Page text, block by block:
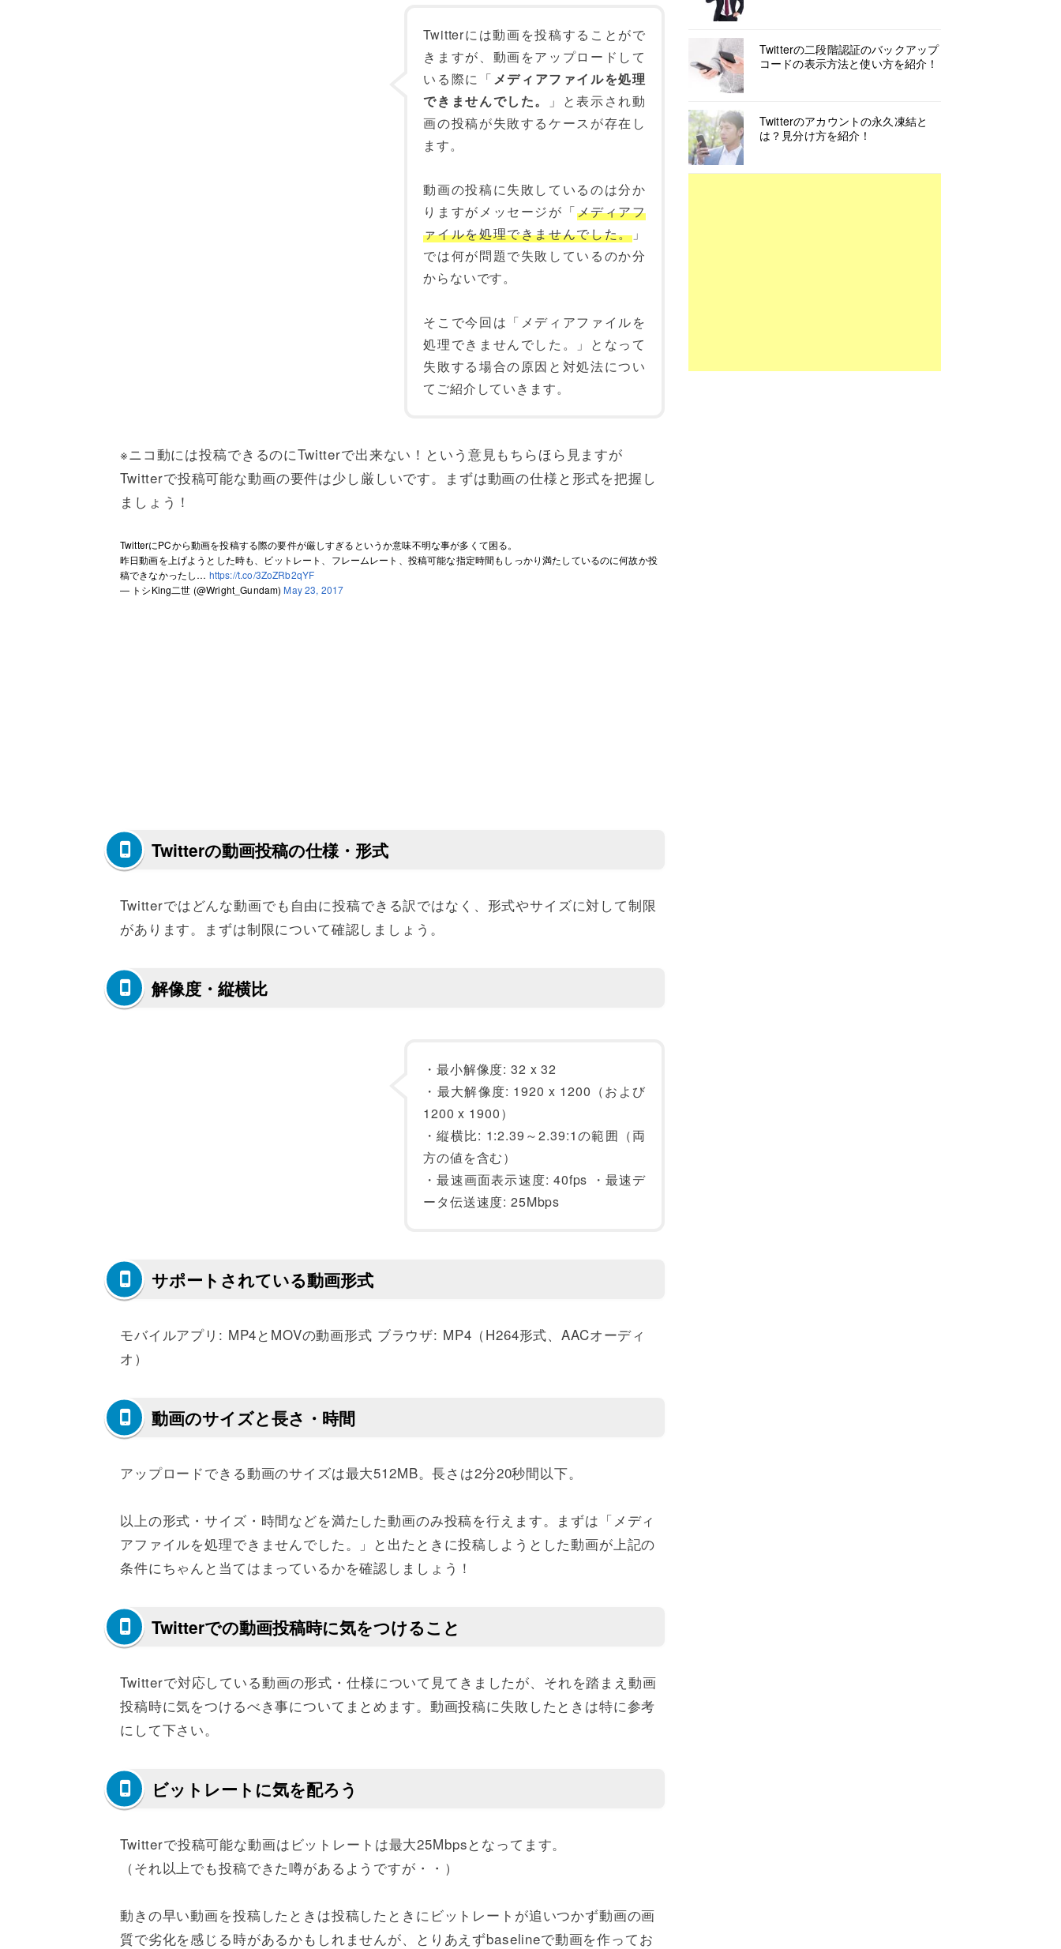
Twitterには動画を投稿することがで
きますが、動画をアップロードして
いる際に「メディアファイルを処理
できませんでした。
」と表示され動
画の投稿が失敗するケースが存在し
ます。
動画の投稿に失敗しているのは分か
りますがメッセージが「メディアフ
ァイルを処理できませんでした。 」
では何が問題で失敗しているのか分
からないです。
そこで今回は「メディアファイルを
処理できませんでした。」となって
失敗する場合の原因と対処法につい
てご紹介していきます。
※ニコ動には投稿できるのにTwitterで出来ない！という意見もちらほら見ますが
Twitterで投稿可能な動画の要件は少し厳しいです。まずは動画の仕様と形式を把握し
ましょう！
TwitterにPCから動画を投稿する際の要件が厳しすぎるというか意味不明な事が多くて困る。
昨日動画を上げようとした時も、ビットレート、フレームレート、投稿可能な指定時間もしっかり満たしているのに何故か投
稿できなかったし… https://t.co/3ZoZRb2qYF
— トシKing二世 (@Wright_Gundam) May 23, 2017
Twitterの動画投稿の仕様・形式
Twitterではどんな動画でも自由に投稿できる訳ではなく、形式やサイズに対して制限
があります。まずは制限について確認しましょう。
解像度・縦横比
・最小解像度: 32 x 32
・最大解像度: 1920 x 1200（および
1200 x 1900）
・縦横比: 1:2.39～2.39:1の範囲（両
方の値を含む）
・最速画面表示速度: 40fps ・最速デ
ータ伝送速度: 25Mbps
サポートされている動画形式
モバイルアプリ: MP4とMOVの動画形式 ブラウザ: MP4（H264形式、AACオーディ
オ）
動画のサイズと長さ・時間
アップロードできる動画のサイズは最大512MB。長さは2分20秒間以下。
以上の形式・サイズ・時間などを満たした動画のみ投稿を行えます。まずは「メディ
アファイルを処理できませんでした。」と出たときに投稿しようとした動画が上記の
条件にちゃんと当てはまっているかを確認しましょう！
Twitterでの動画投稿時に気をつけること
Twitterで対応している動画の形式・仕様について見てきましたが、それを踏まえ動画
投稿時に気をつけるべき事についてまとめます。動画投稿に失敗したときは特に参考
にして下さい。
ビットレートに気を配ろう
Twitterで投稿可能な動画はビットレートは最大25Mbpsとなってます。
（それ以上でも投稿できた噂があるようですが・・）
動きの早い動画を投稿したときは投稿したときにビットレートが追いつかず動画の画
質で劣化を感じる時があるかもしれませんが、とりあえずbaselineで動画を作ってお
Twitterの二段階認証のバックアップ
コードの表示方法と使い方を紹介！
Twitterのアカウントの永久凍結と
は？見分け方を紹介！